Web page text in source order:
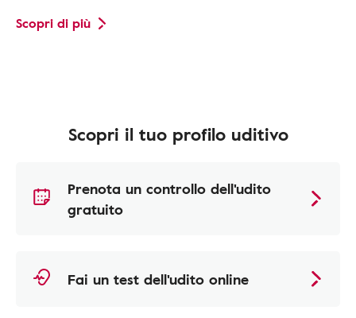
Scopri di più
Scopri il tuo profilo uditivo
Prenota un controllo dell'udito
gratuito
Fai un test dell'udito online